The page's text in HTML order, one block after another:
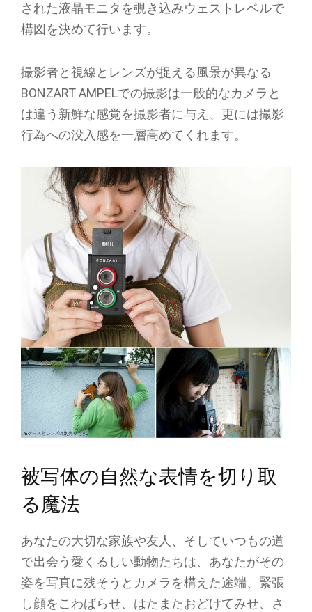
された液晶モニタを覗き込みウェストレベルで
構図を決めて行います。
撮影者と視線とレンズが捉える風景が異なる
BONZART AMPELでの撮影は一般的なカメラと
は違う新鮮な感覚を撮影者に与え、更には撮影
行為への没入感を一層高めてくれます。
被写体の自然な表情を切り取
る魔法
あなたの大切な家族や友人、そしていつもの道
で出会う愛くるしい動物たちは、あなたがその
姿を写真に残そうとカメラを構えた途端、緊張
し顔をこわばらせ、はたまたおどけてみせ、さ